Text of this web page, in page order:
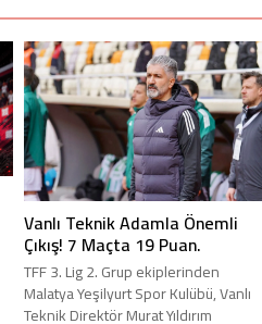
Vanlı Teknik Adamla Önemli
Çıkış! 7 Maçta 19 Puan.
TFF 3. Lig 2. Grup ekiplerinden
Malatya Yeşilyurt Spor Kulübü, Vanlı
Teknik Direktör Murat Yıldırım